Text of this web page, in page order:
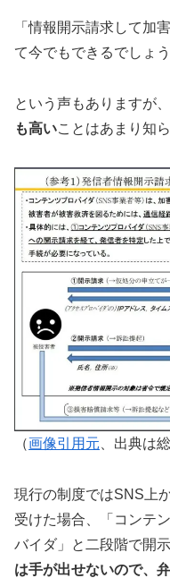
「情報開示請求して加
て今でもできるでしょう
という声もありますが
も高いことはあまり知
（画像引用元 、出典は
現行の制度ではSNS上
受けた場合、「コンテ
バイダ」と二段階で開
は手が出せないので、